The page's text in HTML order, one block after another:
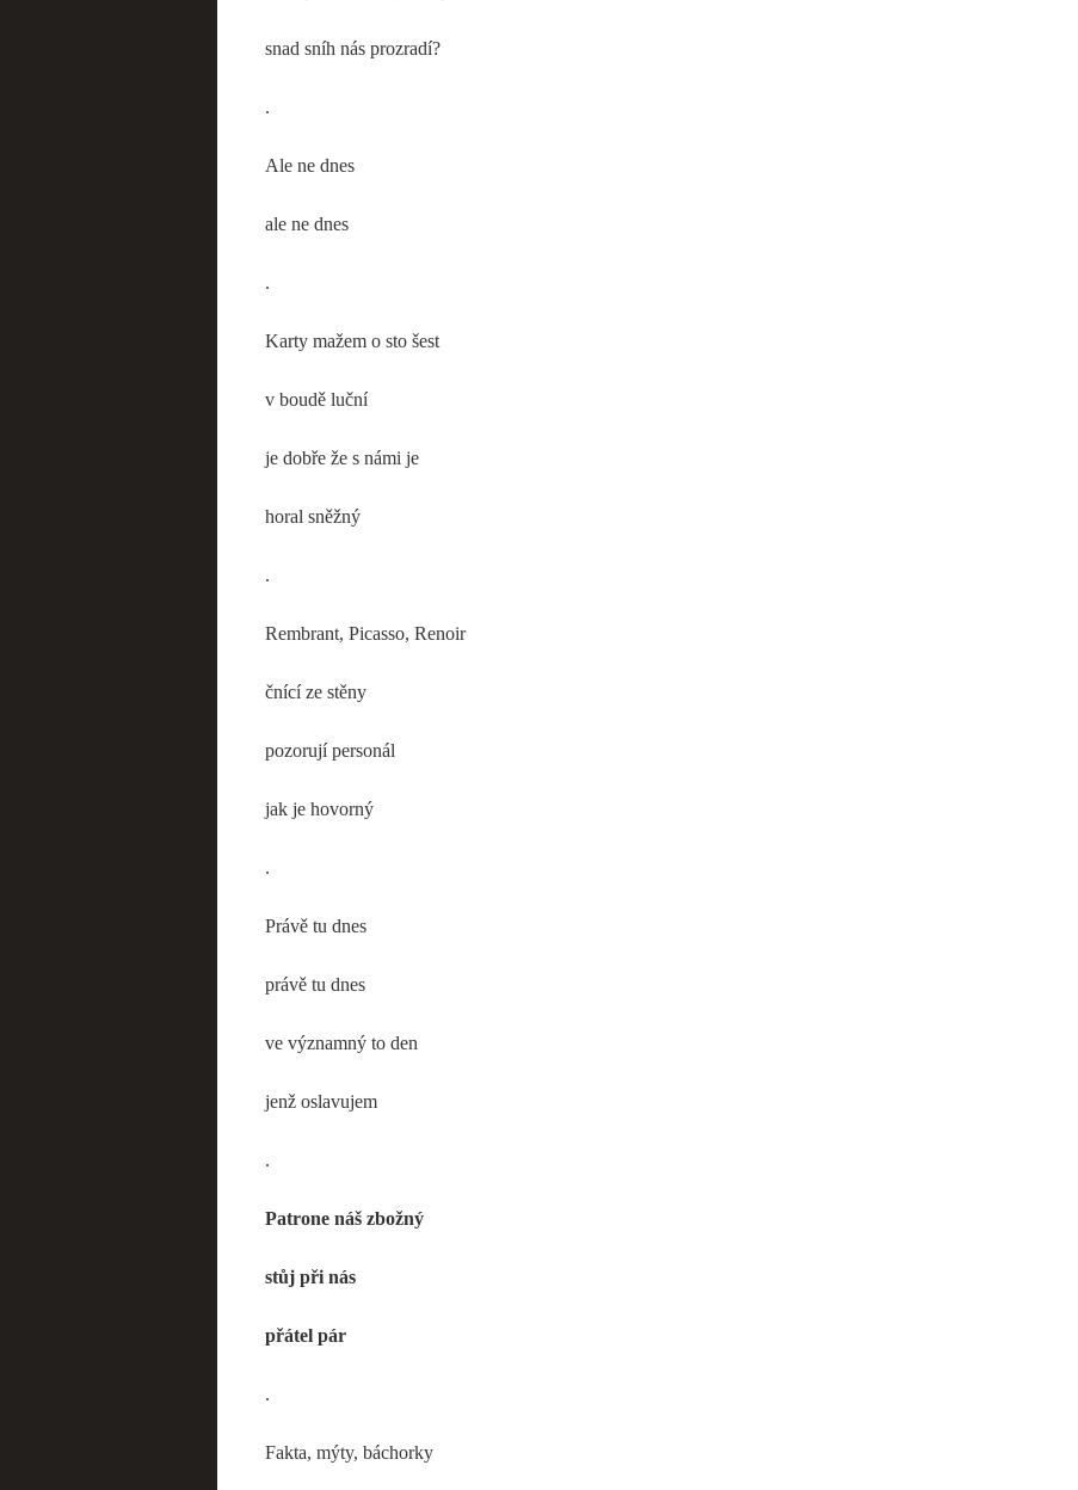
snad sníh nás prozradí?
.
Ale ne dnes
ale ne dnes
.
Karty mažem o sto šest
v boudě luční
je dobře že s námi je
horal sněžný
.
Rembrant, Picasso, Renoir
čnící ze stěny
pozorují personál
jak je hovorný
.
Právě tu dnes
právě tu dnes
ve významný to den
jenž oslavujem
.
Patrone náš zbožný
stůj při nás
přátel pár
.
Fakta, mýty, báchorky